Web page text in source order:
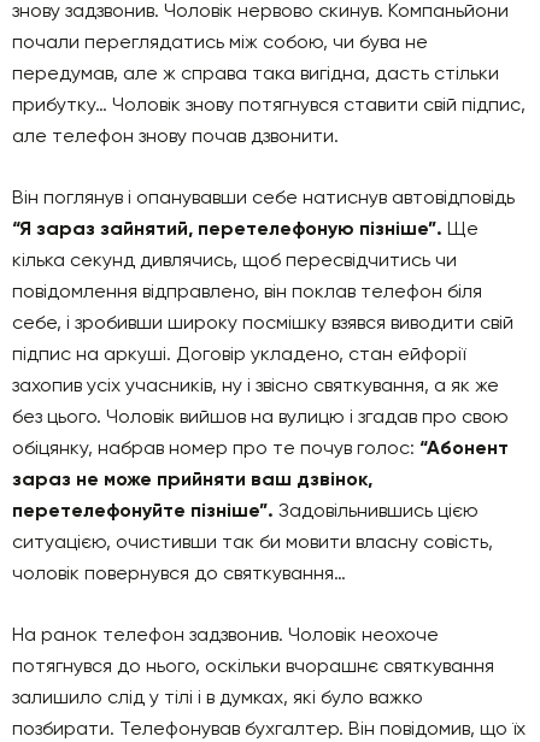
знову задзвонив. Чоловік нервово скинув. Компаньйони
почали переглядатись між собою, чи бува не
передумав, але ж справа така вигідна, дасть стільки
прибутку… Чоловік знову потягнувся ставити свій підпис,
але телефон знову почав дзвонити.
Він поглянув і опанувавши себе натиснув автовідповідь
“Я зараз зайнятий, перетелефоную пізніше”. Ще
кілька секунд дивлячись, щоб пересвідчитись чи
повідомлення відправлено, він поклав телефон біля
себе, і зробивши широку посмішку взявся виводити свій
підпис на аркуші. Договір укладено, стан ейфорії
захопив усіх учасників, ну і звісно святкування, а як же
без цього. Чоловік вийшов на вулицю і згадав про свою
обіцянку, набрав номер про те почув голос: “Абонент
зараз не може прийняти ваш дзвінок,
перетелефонуйте пізніше”. Задовільнившись цією
ситуацією, очистивши так би мовити власну совість,
чоловік повернувся до святкування…
На ранок телефон задзвонив. Чоловік неохоче
потягнувся до нього, оскільки вчорашнє святкування
залишило слід у тілі і в думках, які було важко
позбирати. Телефонував бухгалтер. Він повідомив, що їх